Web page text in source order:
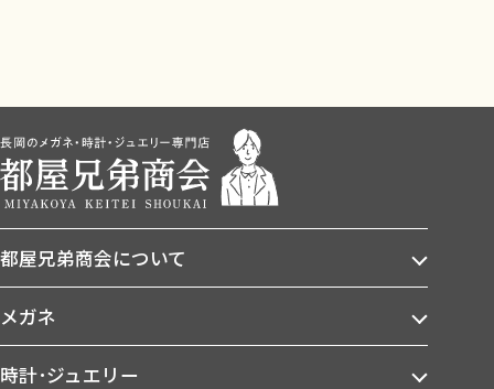
都屋兄弟商会について
メガネ
時計･ジュエリー